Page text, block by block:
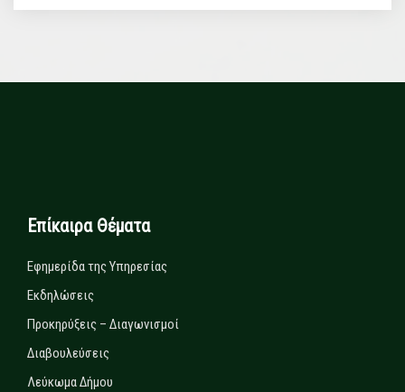
Επίκαιρα Θέματα
Εφημερίδα της Υπηρεσίας
Εκδηλώσεις
Προκηρύξεις – Διαγωνισμοί
Διαβουλεύσεις
Λεύκωμα Δήμου